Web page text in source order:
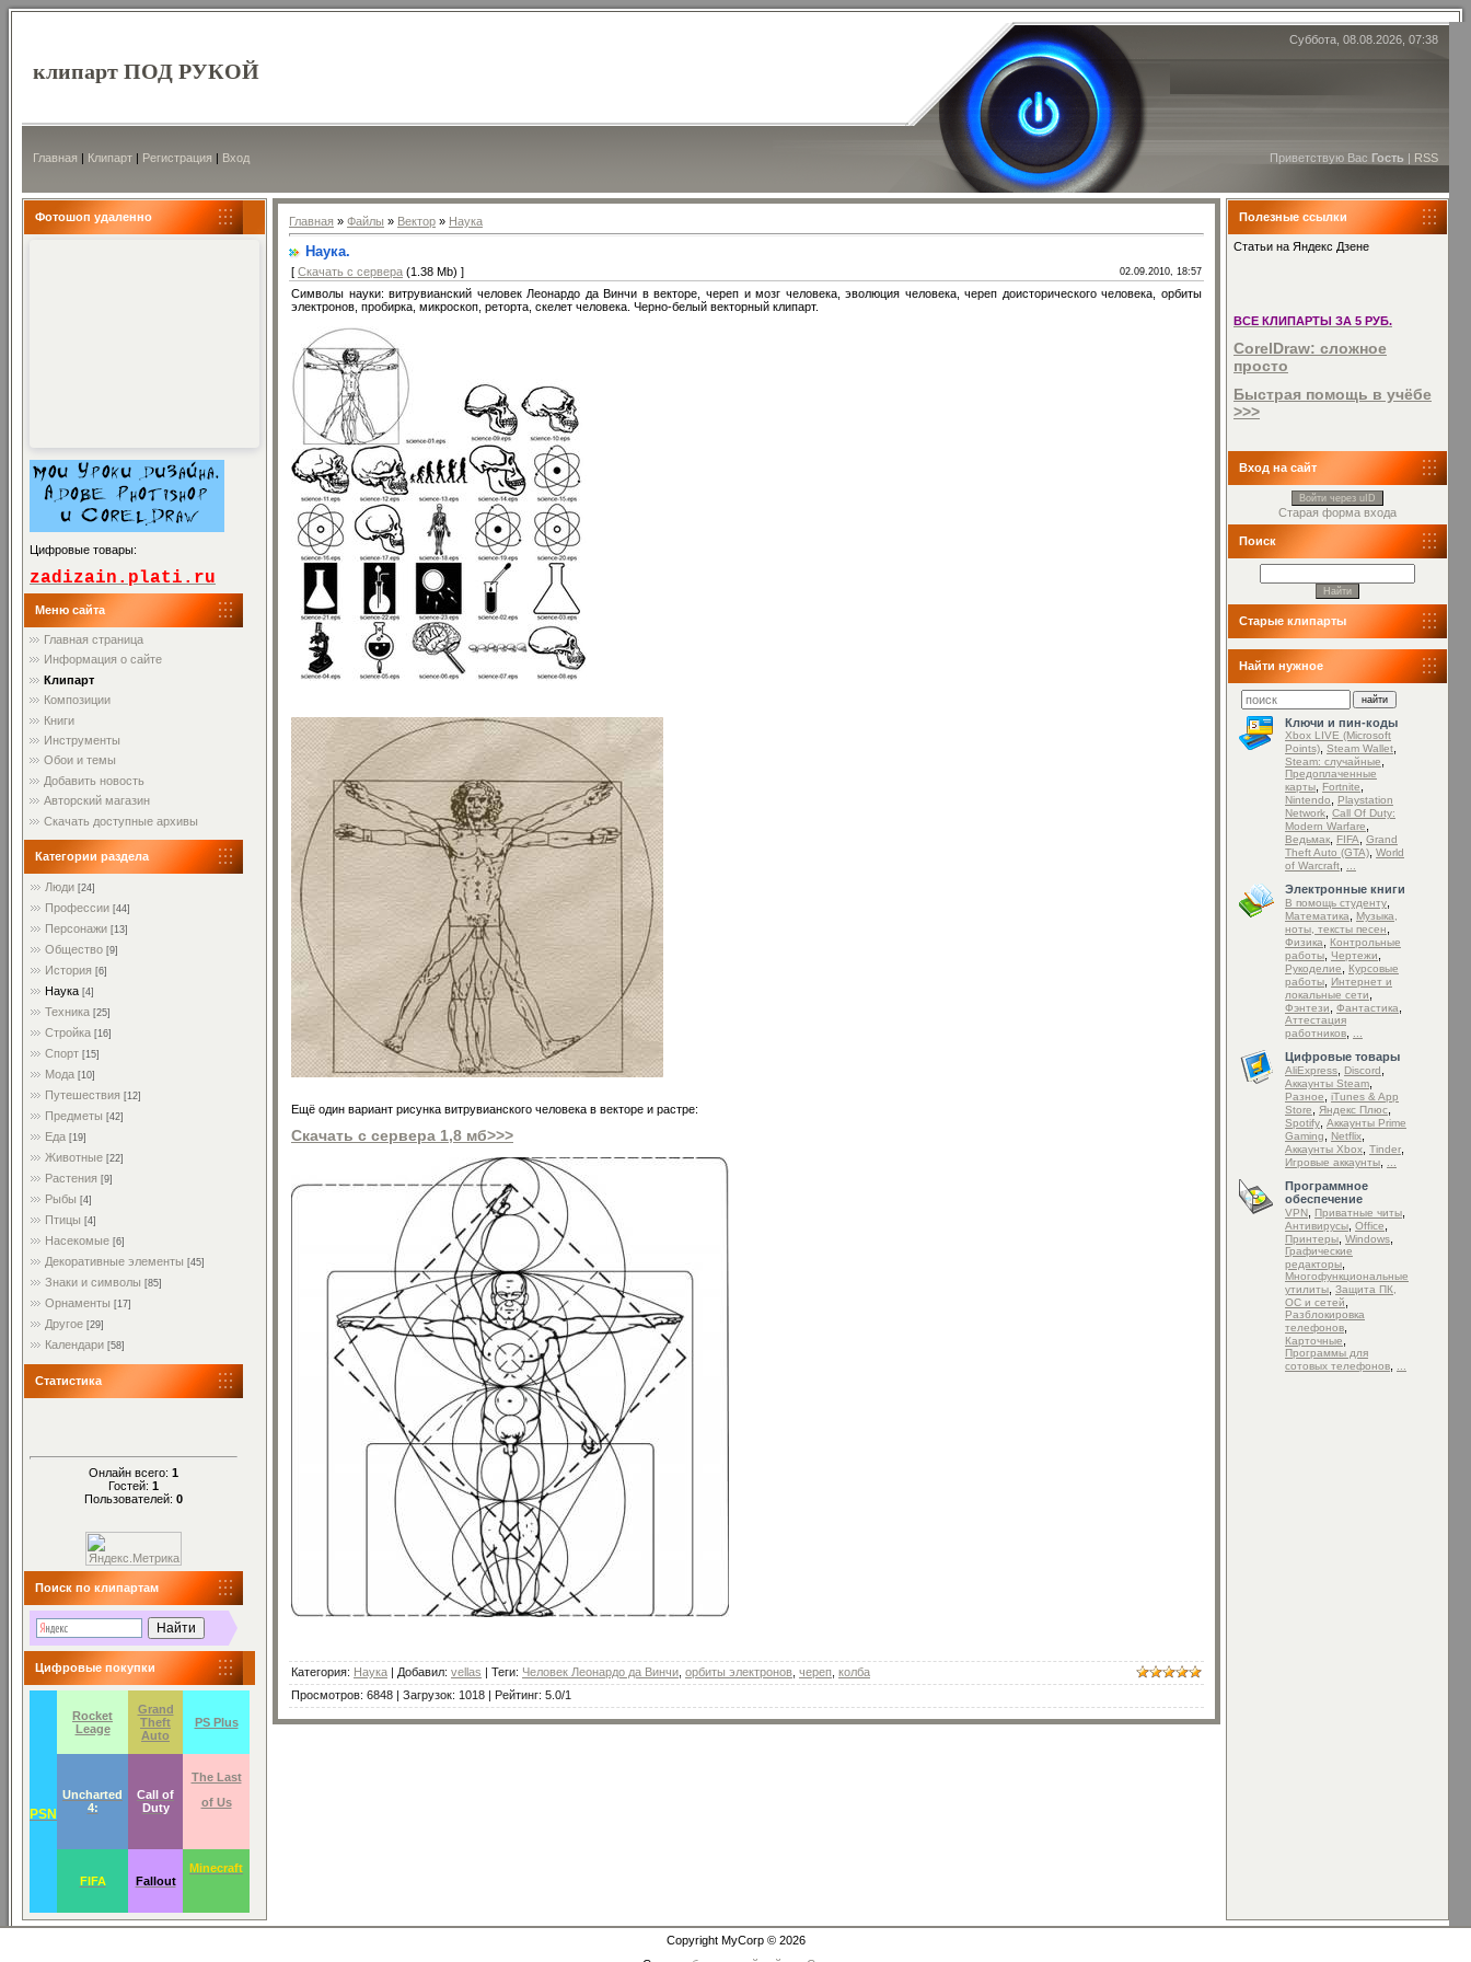
клипарт ПОД РУКОЙ
Суббота, 08.08.2026, 07:38
Главная | Клипарт | Регистрация | Вход Приветствую Вас Гость | RSS
Фотошоп удаленно
Цифровые товары:
zadizain.plati.ru
Меню сайта
Главная страница
Информация о сайте
Клипарт
Композиции
Книги
Инструменты
Обои и темы
Добавить новость
Авторский магазин
Скачать доступные архивы
Категории раздела
Люди [24]
Профессии [44]
Персонажи [13]
Общество [9]
История [6]
Наука [4]
Техника [25]
Стройка [16]
Спорт [15]
Мода [10]
Путешествия [12]
Предметы [42]
Еда [19]
Животные [22]
Растения [9]
Рыбы [4]
Птицы [4]
Насекомые [6]
Декоративные элементы [45]
Знаки и символы [85]
Орнаменты [17]
Другое [29]
Календари [58]
Статистика
Онлайн всего: 1
Гостей: 1
Пользователей: 0
Поиск по клипартам
Цифровые покупки
PSN
Rocket
Leage
Grand
Theft
Auto
PS Plus
Uncharted
4:
Call of
Duty
The Last
of Us
FIFA Fallout
Minecraft
Главная » Файлы » Вектор » Наука
Наука.
[ Скачать с сервера (1.38 Mb) ] 02.09.2010, 18:57
Символы науки: витрувианский человек Леонардо да Винчи в векторе, череп и мозг человека, эволюция человека, череп доисторического человека, орбиты
электронов, пробирка, микроскоп, реторта, скелет человека. Черно-белый векторный клипарт.
Ещё один вариант рисунка витрувианского человека в векторе и растре:
Скачать с сервера 1,8 мб>>>
Категория: Наука | Добавил: vellas | Теги: Человек Леонардо да Винчи орбиты электронов череп колба
Просмотров: 6848 | Загрузок: 1018 | Рейтинг: 5.0/1
Полезные ссылки
Статьи на Яндекс Дзене
ВСЕ КЛИПАРТЫ ЗА 5 РУБ.
CorelDraw: сложное
просто
Быстрая помощь в учёбе
>>>
Вход на сайт
Войти через uID
Старая форма входа
Поиск
Старые клипарты
Найти нужное
Ключи и пин-коды
Xbox LIVE (Microsoft
Points) Steam Wallet
Steam: случайные
Предоплаченные
карты
Fortnite
Nintendo
Playstation
Network Call Of Duty:
Modern Warfare
Ведьмак FIFA
Grand
Theft Auto (GTA) World
of Warcraft
Электронные книги
В помощь студенту
Математика
Музыка,
ноты, тексты песен
Физика
Контрольные
работы Чертежи
Рукоделие
Курсовые
работы
Интернет и
локальные сети
Фэнтези Фантастика
Аттестация
работников
Цифровые товары
AliExpress Discord
Аккаунты Steam
Разное
iTunes & App
Store
Яндекс Плюс
Spotify Аккаунты Prime
Gaming
Netflix
Аккаунты Xbox Tinder
Игровые аккаунты
Программное
обеспечение
VPN Приватные читы
Антивирусы Office
Принтеры Windows
Графические
редакторы
Mногофункциональные
утилиты Защита ПК,
ОС и сетей
Разблокировка
телефонов
Карточные
Программы для
сотовых телефонов
Copyright MyCorp © 2026